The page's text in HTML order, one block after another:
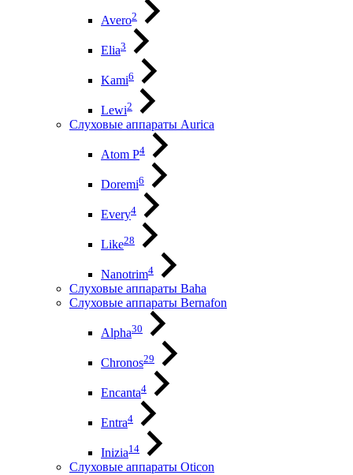
Avero2
Elia3
Kami6
Lewi2
Слуховые аппараты Aurica
Atom P4
Doremi6
Every4
Like28
Nanotrim4
Слуховые аппараты Baha
Слуховые аппараты Bernafon
Alpha30
Chronos29
Encanta4
Entra4
Inizia14
Слуховые аппараты Oticon